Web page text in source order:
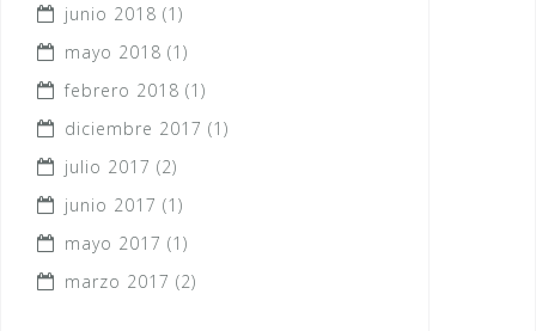
junio 2018 (1)
mayo 2018 (1)
febrero 2018 (1)
diciembre 2017 (1)
julio 2017 (2)
junio 2017 (1)
mayo 2017 (1)
marzo 2017 (2)